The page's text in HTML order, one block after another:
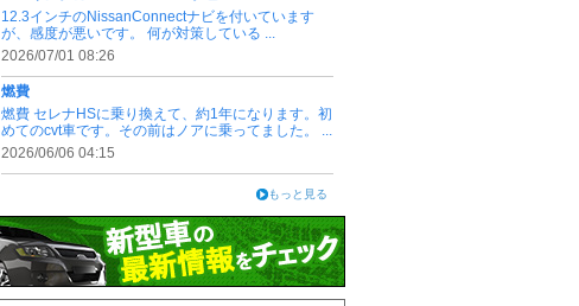
12.3インチのNissanConnectナビを付いています
が、感度が悪いです。 何が対策している ...
2026/07/01 08:26
燃費
燃費 セレナHSに乗り換えて、約1年になります。初
めてのcvt車です。その前はノアに乗ってました。 ...
2026/06/06 04:15
もっと見る